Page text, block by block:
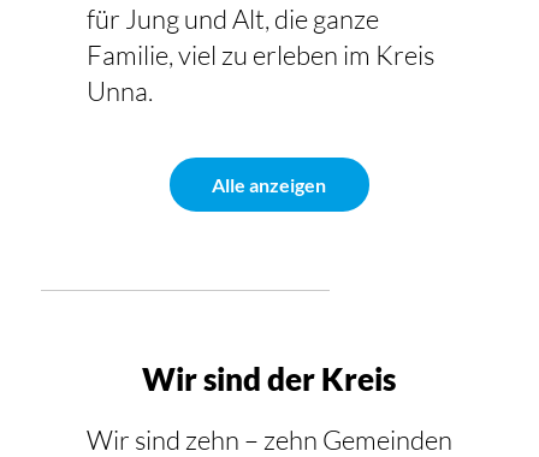
für Jung und Alt, die ganze
Familie, viel zu erleben im Kreis
Unna.
Alle anzeigen
Wir sind der Kreis
Wir sind zehn – zehn Gemeinden